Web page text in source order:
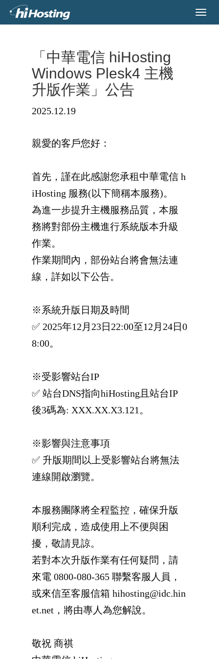
「中華電信 hiHosting
Windows Plesk4 主機
升版作業」公告
2025.12.19
親愛的客戶您好：
首先，謹在此感謝您承租中華電信 h
iHosting 服務(以下簡稱本服務)。
為進一步提升主機服務品質，本服
務將對部份主機進行系統版本升級
作業。
作業期間內，部份站台將會無法連
線，詳如以下公告。
※系統升版日期及時間
✅ 2025年12月23日22:00至12月24日0
8:00。
※受影響站台IP
✅ 站台DNS指向hiHosting且站台IP
後3碼為: XXX.XX.X3.121。
※影響與注意事項
✅ 升版期間以上受影響站台將無法
連線開啟瀏覽。
本服務團隊將全程監控，確保升版
順利完成，造成使用上不便與困
擾，敬請見諒。
若對本次升版作業有任何疑問，請
來電 0800-080-365 聯繫客服人員，
或來信至客服信箱 hihosting@idc.hin
et.net，將由專人為您解說。
敬祝 商祺